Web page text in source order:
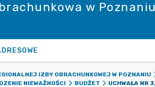
w Poznaniu
IZBY OBRACHUNKOWEJ W POZNANIU
NIEWAŻNOŚCI BUDŻET